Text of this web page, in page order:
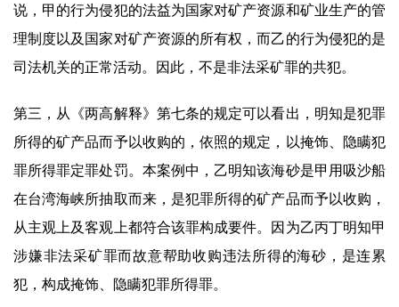
说，甲的行为侵犯的法益为国家对矿产资源和矿业生产的管
理制度以及国家对矿产资源的所有权，而乙的行为侵犯的是
司法机关的正常活动。因此，不是非法采矿罪的共犯。
第三，从《两高解释》第七条的规定可以看出，明知是犯罪
所得的矿产品而予以收购的，依照的规定，以掩饰、隐瞒犯
罪所得罪定罪处罚。本案例中，乙明知该海砂是甲用吸沙船
在台湾海峡所抽取而来，是犯罪所得的矿产品而予以收购，
从主观上及客观上都符合该罪构成要件。因为乙丙丁明知甲
涉嫌非法采矿罪而故意帮助收购违法所得的海砂，是连累
犯，构成掩饰、隐瞒犯罪所得罪。